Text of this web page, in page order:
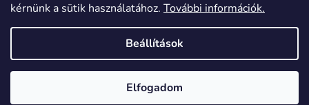
kérnünk a sütik használatához. További információk.
Beállítások
Elfogadom
Shoptet készítette